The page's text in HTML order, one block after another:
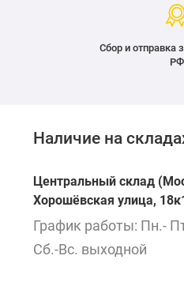
Сбор и отправка
РФ
Наличие на
Центральный склад
Хорошёвская улица,
График работы: Пн.-
Сб.-Вс. выходной